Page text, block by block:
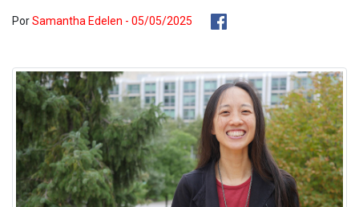
PorSamantha Edelen - 05/05/2025